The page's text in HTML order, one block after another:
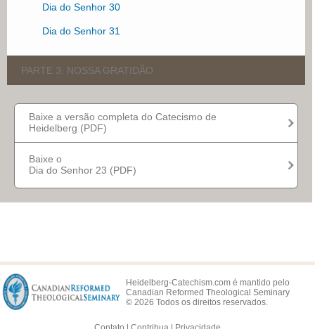
Dia do Senhor 30
Dia do Senhor 31
PARTE 3: NOSSA GRATIDÃO
Dia do Senhor 32
Dia do Senhor 33
Dia do Senhor 35
Dia do Senhor 36
Dia do Senhor 40
Dia do Senhor 41
Baixe a versão completa do Catecismo de
Heidelberg (PDF)
Baixe o
Dia do Senhor 23 (PDF)
Heidelberg-Catechism.com é mantido pelo
Canadian Reformed Theological Seminary
© 2026 Todos os direitos reservados.